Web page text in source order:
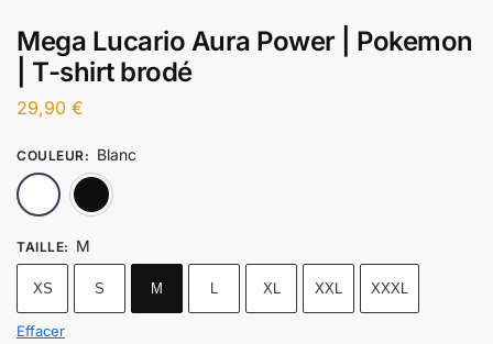
Mega Lucario Aura Power | Pokemon
| T-shirt brodé
29,90 €
COULEUR: Blanc
TAILLE: M
XS S M L XL XXL XXXL
Effacer